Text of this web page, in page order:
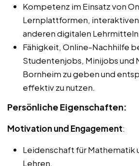
Kompetenz im Einsatz von
Lernplattformen,
anderen digitalen
Fähigkeit, Online-Nachhilfe
Studentenjobs, Minijobs und
Bornheim zu geben und
effektiv zu nutzen.
Persönliche Eigenschaften:
Motivation und Engagement:
Leidenschaft für Mathematik
Lehren.